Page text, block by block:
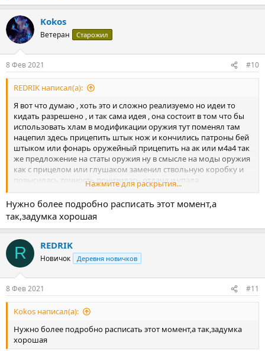
е
к
ц
и
Kokos
Ветеран Старожил
8 Фев 2021 #10
REDRIK написал(а):
Я вот что думаю , хоть это и сложно реализуемо но идеи то
кидать разрешено , и так сама идея , она состоит в том что бы
использовать хлам в модификации оружия тут поменял там
нацепил здесь прицепить штык нож и кончились патроны бей
штыком или фонарь оружейный прицепить на ак или м4а4 так
же предложение на статы оружия ну в смысле на моды оружия
как с прицелом или глушаком заменил ствольную коробку и
повысилась точность понизилась отдача и упала
скорострельность или уменьшил ходовую часть затвора ,
увеличилась скорость стрельбы уменьшилась точность и
увеличился разброс (и пока не забыл дробовик протекта
вообще имба т.к. отличная скорость стрельбы быстрая
точность ну тут реально надо нерф ) добавьте ружья и обрезы
типа двух стволки или модификат кустовой сборки ( что
называется делали на коленках) трехстволка типа тампера или
темпера не помню точно вот ну и что бы хлам хоть как то
использовался нужно что бы модификации оружия делались
из них на верстаке или пришел к технику суешь пушку сделай
то сделай сё , ну он тебе и ответит мне нужно такой хлам нужен
этакий хлам в нном количестве ищи где хочешь как хочешь
нет хлама нет и апа винтовки
Нажмите для раскрытия...
Нужно более подробно расписать этот момент,а
так,задумка хорошая
R REDRIK
Новичок Деревня новичков
8 Фев 2021 #11
Kokos написал(а):
Нужно более подробно расписать этот момент,а так,задумка
хорошая